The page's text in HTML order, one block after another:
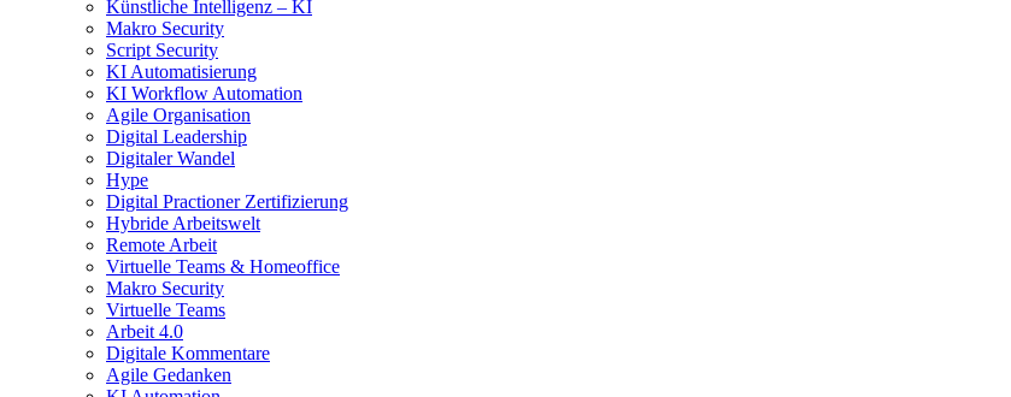
Künstliche Intelligenz – KI
Makro Security
Script Security
KI Automatisierung
KI Workflow Automation
Agile Organisation
Digital Leadership
Digitaler Wandel
Hype
Digital Practioner Zertifizierung
Hybride Arbeitswelt
Remote Arbeit
Virtuelle Teams & Homeoffice
Makro Security
Virtuelle Teams
Arbeit 4.0
Digitale Kommentare
Agile Gedanken